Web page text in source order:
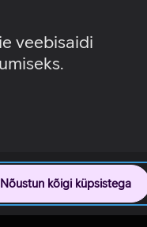
veebisaidi
Nõustun kõigi küpsistega